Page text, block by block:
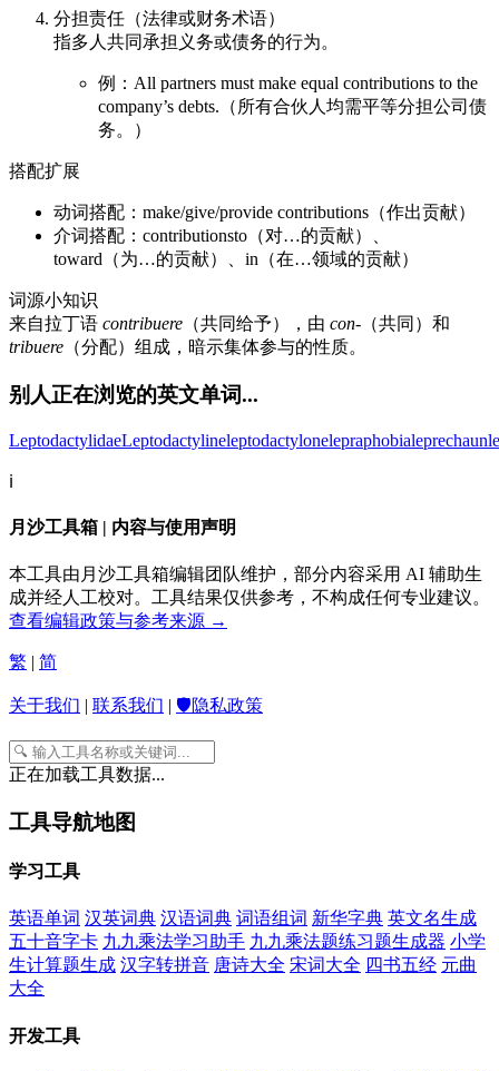
分担责任（法律或财务术语）
指多人共同承担义务或债务的行为。
例：All partners must make equal contributions to the
company’s debts.（所有合伙人均需平等分担公司债
务。）
搭配扩展
动词搭配：make/give/provide contributions（作出贡献）
介词搭配：contributionsto（对…的贡献）、
toward（为…的贡献）、in（在…领域的贡献）
词源小知识
来自拉丁语 contribuere （共同给予），由 con- （共同）和
tribuere （分配）组成，暗示集体参与的性质。
别人正在浏览的英文单词...
LeptodactylidaeLeptodactylineleptodactylonelepraphobialeprechaun
ℹ️
月沙工具箱 | 内容与使用声明
本工具由月沙工具箱编辑团队维护，部分内容采用 AI 辅助生
成并经人工校对。工具结果仅供参考，不构成任何专业建议。
查看编辑政策与参考来源 →
繁 | 简
关于我们 | 联系我们 | 🛡️隐私政策
正在加载工具数据...
工具导航地图
学习工具
英语单词 汉英词典 汉语词典 词语组词 新华字典 英文名生成
五十音字卡 九九乘法学习助手 九九乘法题练习题生成器 小学
生计算题生成 汉字转拼音 唐诗大全 宋词大全 四书五经 元曲
大全
开发工具